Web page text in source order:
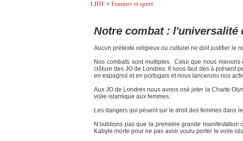
LDIF > Femmes et sport
Notre combat : l'universalité
Aucun prétexte religieux ou culturel ne doit justifier le
Nos combats sont multiples. Celui que nous
clôture des JO de Londres. Il nous faut dès à présent
en espagnol et en portugais et nous lancerons nos
Aux JO de Londres nous avons osé jeter la Charte
voile islamique aux femmes.
Les dangers qui pèsent sur le droit des femmes dans
N'oublions pas que la première grande
Kabyle morte pour ne pas avoir voulu porter le voile